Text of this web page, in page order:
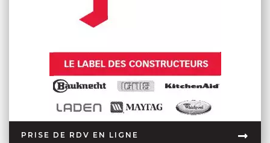
PRISE DE RDV EN LIGNE